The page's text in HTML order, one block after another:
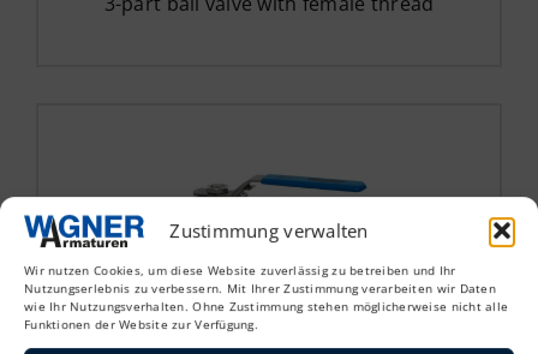
Zustimmung verwalten
Wir nutzen Cookies, um diese Website zuverlässig zu betreiben und Ihr
Nutzungserlebnis zu verbessern. Mit Ihrer Zustimmung verarbeiten wir Daten
wie Ihr Nutzungsverhalten. Ohne Zustimmung stehen möglicherweise nicht alle
Funktionen der Website zur Verfügung.